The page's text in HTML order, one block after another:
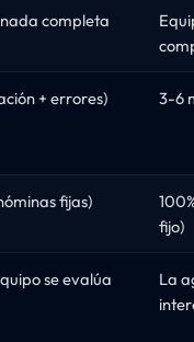
completa
+ errores) 3-6
fijas)
fijo)
se evalúa
La